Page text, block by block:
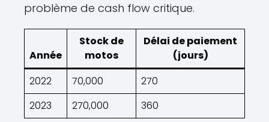
problème de cash flow critique.
Année
Stock de
motos
Délai de paiement
(jours)
2022
70,000
270
2023
270,000 360